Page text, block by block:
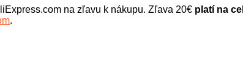
na zľavu k nákupu. Zľava 20€ platí na
.